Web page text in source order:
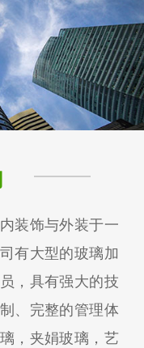
装饰与外装于一
有大型的玻璃加
，具有强大的技
、完整的管理体
，夹娟玻璃，艺